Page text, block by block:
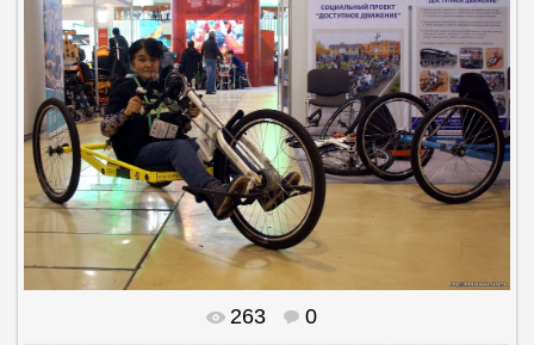
В реальном размере 1500x1010
263 0